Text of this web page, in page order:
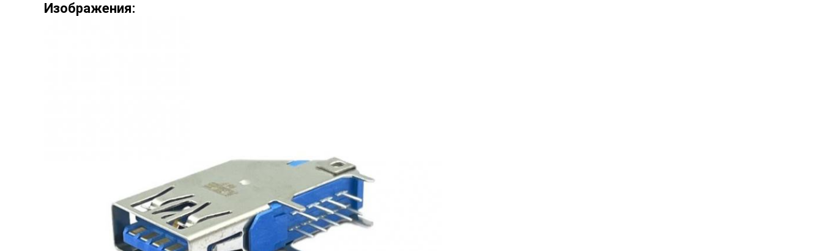
Изображения: